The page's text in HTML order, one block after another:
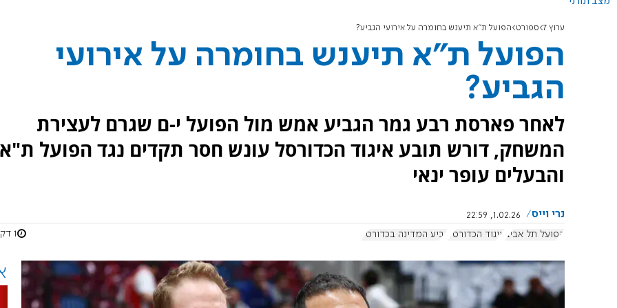
ערוץ 7 ספורט הפועל ת"א תיענש בחומרה על אירועי הגביע?
הפועל ת"א תיענש בחומרה על אירועי
הגביע?
לאחר פארסת רבע גמר הגביע אמש מול הפועל י-ם שגרם לעצירת
המשחק, דורש תובע איגוד הכדורסל עונש חסר תקדים נגד הפועל ת"א
והבעלים עופר ינאי
נרי וייס
1.02.26, 22:59
הפועל תל אביב איגוד הכדורסל גביע המדינה בכדורסל 1 דקות